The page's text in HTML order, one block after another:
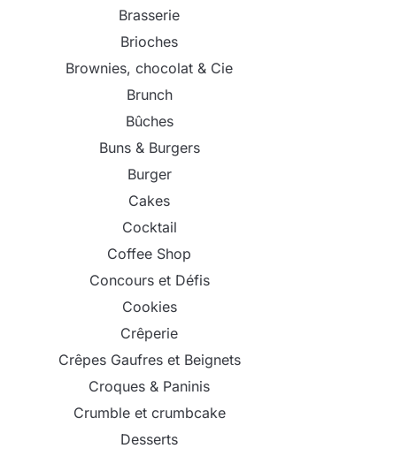
Brasserie
Brioches
Brownies, chocolat & Cie
Brunch
Bûches
Buns & Burgers
Burger
Cakes
Cocktail
Coffee Shop
Concours et Défis
Cookies
Crêperie
Crêpes Gaufres et Beignets
Croques & Paninis
Crumble et crumbcake
Desserts